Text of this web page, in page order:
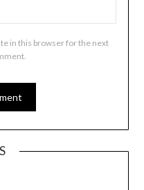
in this browser for the next